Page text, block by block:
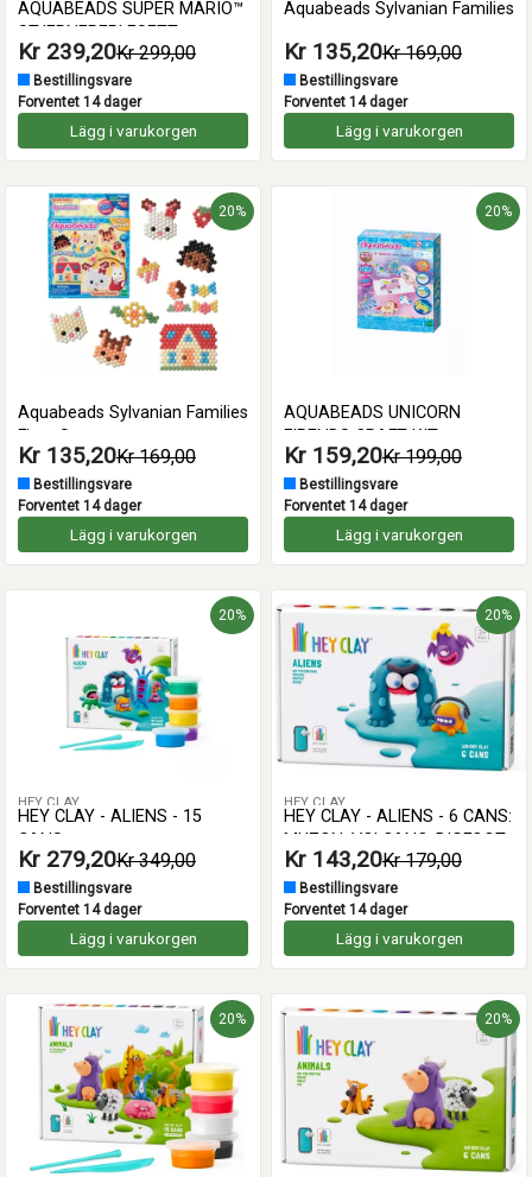
AQUABEADS SUPER MARIO™
STJERNEPERLESETT
Kr 239,20Kr 299,00
Bestillingsvare
Forventet 14 dager
Lägg i varukorgen
Aquabeads Sylvanian Families
Kr 135,20Kr 169,00
Bestillingsvare
Forventet 14 dager
Lägg i varukorgen
20%
Aquabeads Sylvanian Families
Figur Set
Kr 135,20Kr 169,00
Bestillingsvare
Forventet 14 dager
Lägg i varukorgen
20%
AQUABEADS UNICORN
FIRENDS CRAFT KIT
Kr 159,20Kr 199,00
Bestillingsvare
Forventet 14 dager
Lägg i varukorgen
20%
HEY CLAY
HEY CLAY - ALIENS - 15
CANS
Kr 279,20Kr 349,00
Bestillingsvare
Forventet 14 dager
Lägg i varukorgen
20%
HEY CLAY
HEY CLAY - ALIENS - 6 CANS:
MUZON, VOLCANO, BIGFOOT
Kr 143,20Kr 179,00
Bestillingsvare
Forventet 14 dager
Lägg i varukorgen
20% 20%